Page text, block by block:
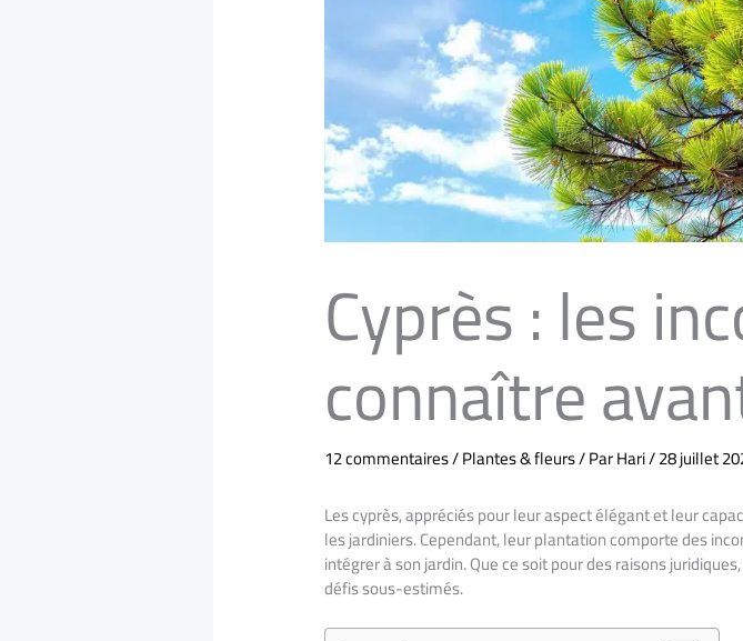
Cyprès : les
connaître
12 commentaires/Plantes & fleurs/ ParHari/28 juillet
Les cyprès, appréciés pour leur aspect élégant et leur
les jardiniers. Cependant, leur plantation comporte des
intégrer à son jardin. Que ce soit pour des raisons
défis sous-estimés.